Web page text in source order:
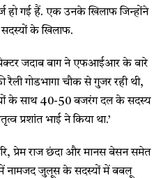
हो गई हैं. एक उनके खिलाफ जिन्होंने
के खिलाफ.
जदाब बाग ने एफआईआर के बारे
रैली गोडभागा चौक से गुजर रही थी,
के साथ 40-50 बजरंग दल के सदस्य
प्रशांत भाई ने किया था.’
प्रेम राज छंदा और मानस बेसन समेत
नामजद जुलूस के सदस्यों में बबलू